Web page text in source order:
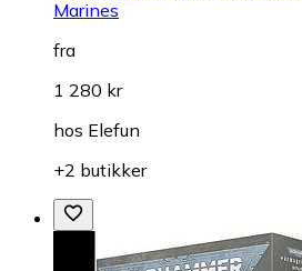
Marines
fra
1 280 kr
hos Elefun
+2 butikker